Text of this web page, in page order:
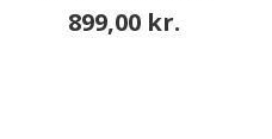
899,00 kr.